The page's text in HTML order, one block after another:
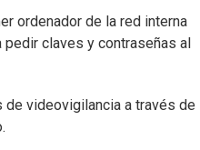
ordenador de la red interna
claves y contraseñas al
de videovigilancia a través de